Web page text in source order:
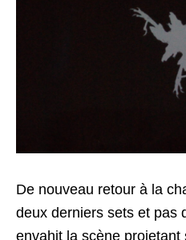
De nouveau retour à la
deux derniers sets et pas
envahit la scène